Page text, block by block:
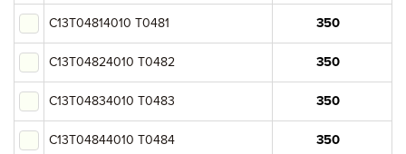
C13T04814010 T0481
C13T04824010 T0482
C13T04834010 T0483
C13T04844010 T0484
Вы добавили в корзину
Артикул
руб
руб.